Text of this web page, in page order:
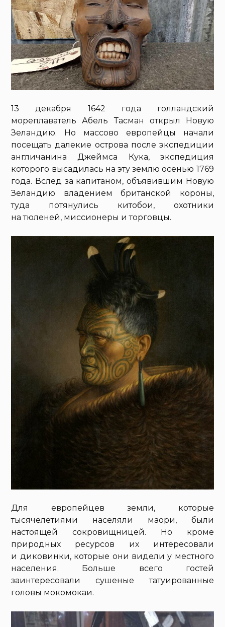
13 декабря 1642 года голландский
мореплаватель Абель Тасман открыл Новую
Зеландию. Но массово европейцы начали
посещать далекие острова после экспедиции
англичанина Джеймса Кука, экспедиция
которого высадилась на эту землю осенью 1769
года. Вслед за капитаном, объявившим Новую
Зеландию владением британской короны,
туда потянулись китобои, охотники
на тюленей, миссионеры и торговцы.
Для европейцев земли, которые
тысячелетиями населяли маори, были
настоящей сокровищницей. Но кроме
природных ресурсов их интересовали
и диковинки, которые они видели у местного
населения. Больше всего гостей
заинтересовали сушеные татуированные
головы мокомокаи.